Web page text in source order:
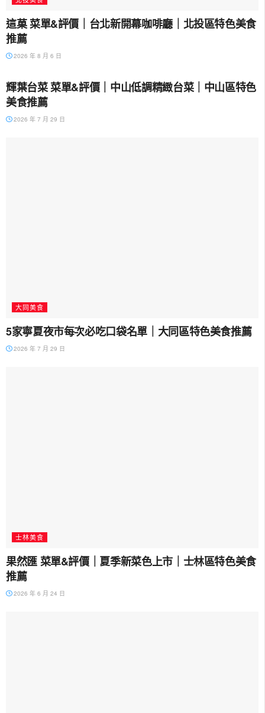
這菓 菜單&評價｜台北新開幕咖啡廳｜北投區特色美食
推薦
2026 年 8 月 6 日
輝葉台菜 菜單&評價｜中山低調精緻台菜｜中山區特色
美食推薦
2026 年 7 月 29 日
大同美食
5家寧夏夜市每次必吃口袋名單｜大同區特色美食推薦
2026 年 7 月 29 日
士林美食
果然匯 菜單&評價｜夏季新菜色上市｜士林區特色美食
推薦
2026 年 6 月 24 日